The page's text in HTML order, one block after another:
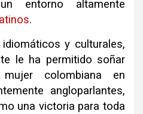
entorno altamente
latinos.
y culturales,
le ha permitido soñar
colombiana en
angloparlantes,
una victoria para toda